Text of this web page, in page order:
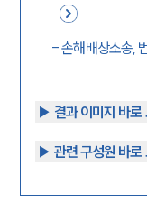
-손해배상소송,
▶︎ 결과 이미지 바로
▶︎ 관련 구성원 바로